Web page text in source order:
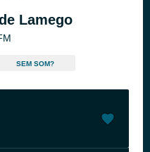
Lamego
SEM SOM?